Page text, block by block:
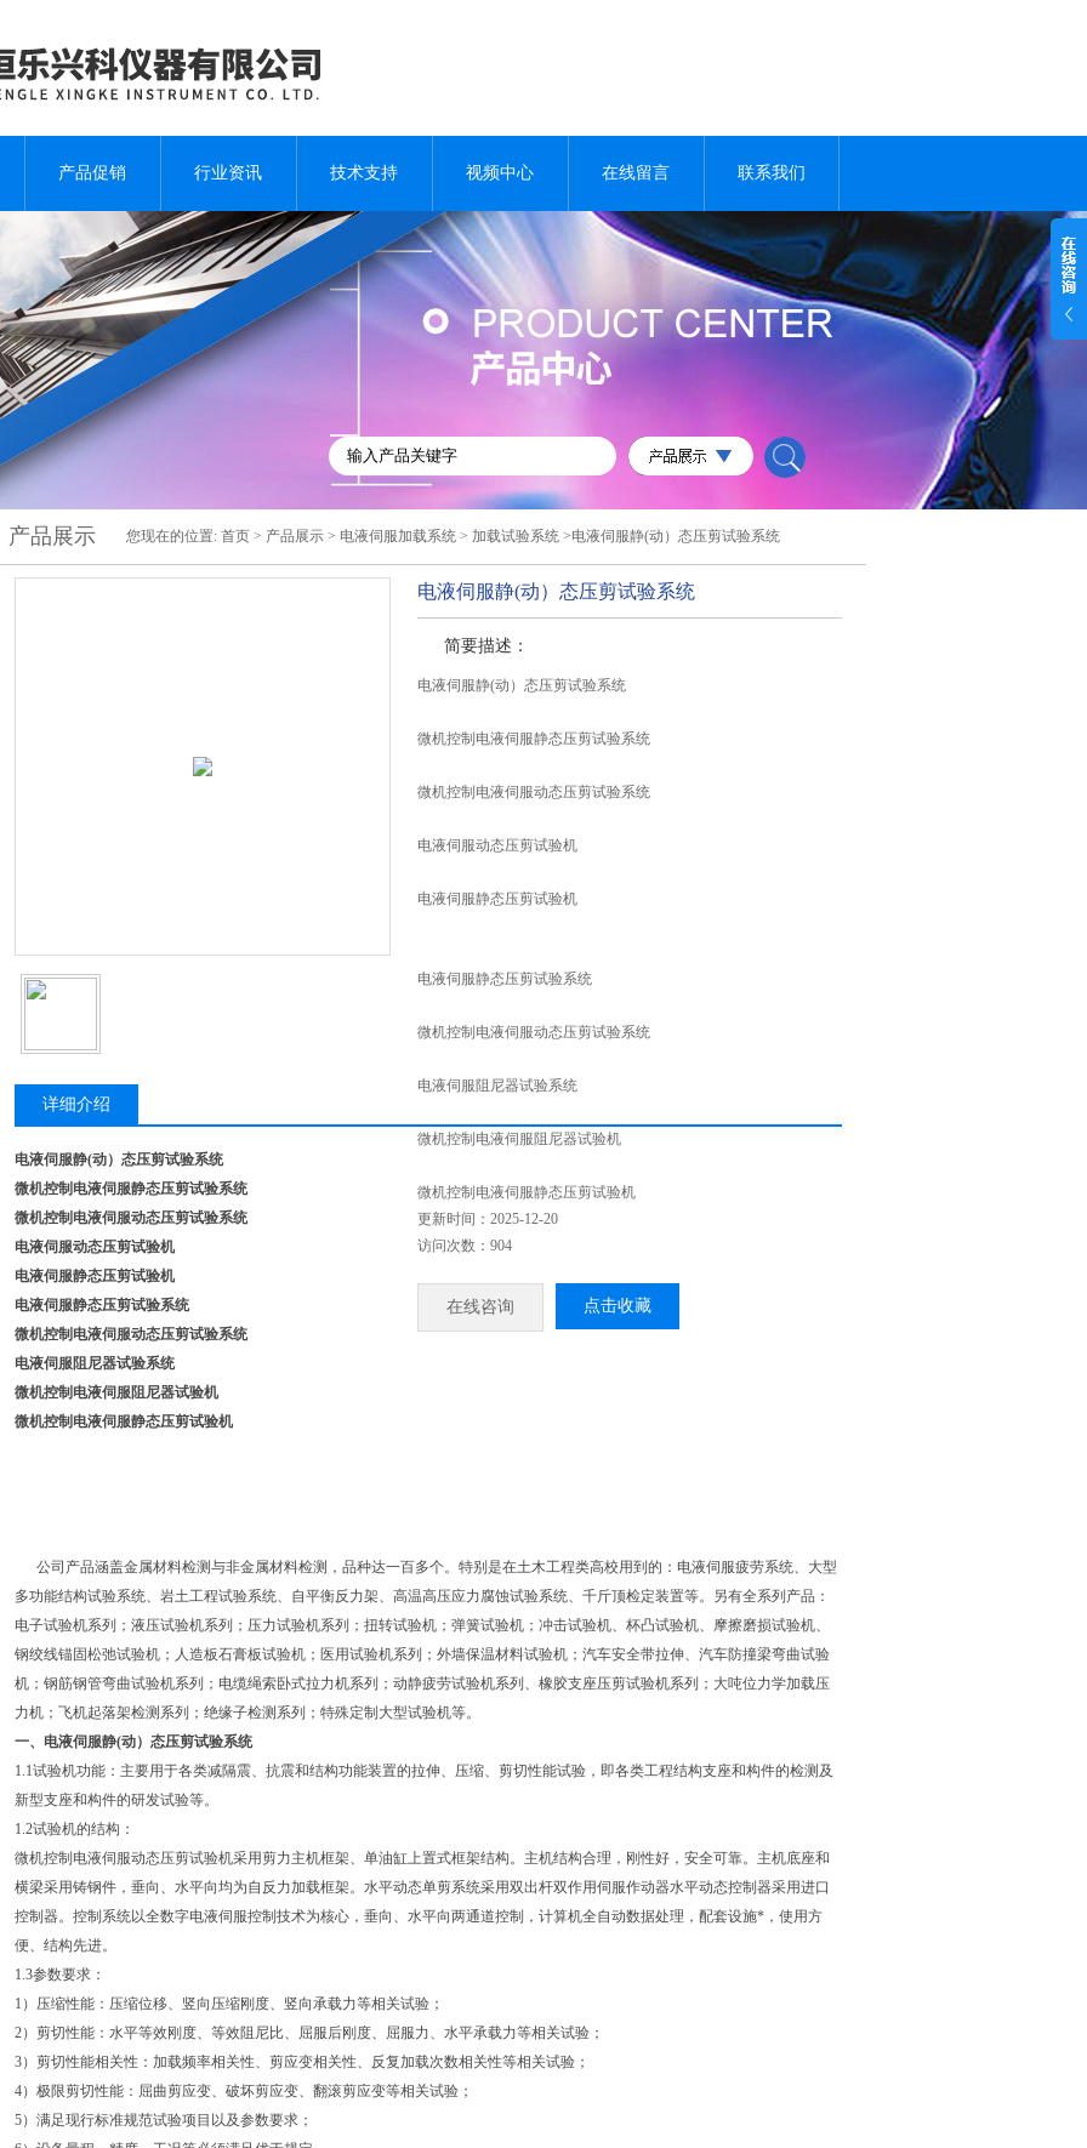
产品促销 行业资讯 技术支持 视频中心 在线留言 联系我们
产品展示 您现在的位置: 首页 > 产品展示 > 电液伺服加载系统 > 加载试验系统 >电液伺服静(动）态压剪试验系统
电液伺服静(动）态压剪试验系统
简要描述：
电液伺服静(动）态压剪试验系统
微机控制电液伺服静态压剪试验系统
微机控制电液伺服动态压剪试验系统
电液伺服动态压剪试验机
电液伺服静态压剪试验机
电液伺服静态压剪试验系统
微机控制电液伺服动态压剪试验系统
电液伺服阻尼器试验系统
微机控制电液伺服阻尼器试验机
微机控制电液伺服静态压剪试验机
更新时间：2025-12-20
访问次数：904
在线咨询 点击收藏
详细介绍
电液伺服静(动）态压剪试验系统
微机控制电液伺服静态压剪试验系统
微机控制 电液伺服动态压剪试验系统
电液伺服动态压剪试验机
电液伺服静态压剪试验机
电液伺服静态压剪试验系统
微机控制电液伺服动态压剪试验系统
电液伺服阻尼器试验系统
微机控制电液伺服阻尼器试验机
微机控制电液伺服静态压剪试验机
公司产品涵盖金属材料检测与非金属材料检测，品种达一百多个。特别是在土木工程类高校用到的：电液伺服疲劳系统、大型
多功能结构试验系统、岩土工程试验系统、自平衡反力架、高温高压应力腐蚀试验系统、千斤顶检定装置等。另有全系列产品：
电子试验机系列；液压试验机系列；压力试验机系列；扭转试验机；弹簧试验机；冲击试验机、杯凸试验机、摩擦磨损试验机、
钢绞线锚固松弛试验机；人造板石膏板试验机；医用试验机系列；外墙保温材料试验机；汽车安全带拉伸、汽车防撞梁弯曲试验
机；钢筋钢管弯曲试验机系列；电缆绳索卧式拉力机系列；动静疲劳试验机系列、橡胶支座压剪试验机系列；大吨位力学加载压
力机；飞机起落架检测系列；绝缘子检测系列；特殊定制大型试验机等。
一、 电液伺服静(动）态压剪试验系统
1.1试验机功能：主要用于各类减隔震、抗震和结构功能装置的拉伸、压缩、剪切性能试验，即各类工程结构支座和构件的检测及
新型支座和构件的研发试验等。
1.2试验机的结构：
微机控制电液伺服动态压剪试验机采用剪力主机框架、单油缸上置式框架结构。主机结构合理，刚性好，安全可靠。主机底座和
横梁采用铸钢件，垂向、水平向均为自反力加载框架。水平动态单剪系统采用双出杆双作用伺服作动器水平动态控制器采用进口
控制器。控制系统以全数字电液伺服控制技术为核心，垂向、水平向两通道控制，计算机全自动数据处理，配套设施*，使用方
便、结构先进。
1.3参数要求：
1）压缩性能：压缩位移、竖向压缩刚度、竖向承载力等相关试验；
2）剪切性能：水平等效刚度、等效阻尼比、屈服后刚度、屈服力、水平承载力等相关试验；
3）剪切性能相关性：加载频率相关性、剪应变相关性、反复加载次数相关性等相关试验；
4）极限剪切性能：屈曲剪应变、破坏剪应变、翻滚剪应变等相关试验；
5）满足现行标准规范试验项目以及参数要求；